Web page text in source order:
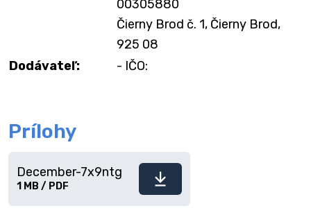
00305880
Čierny Brod č. 1, Čierny Brod,
925 08
Dodávateľ:
- IČO:
Prílohy
Stiahnuť
December-7x9ntg
1 MB / PDF